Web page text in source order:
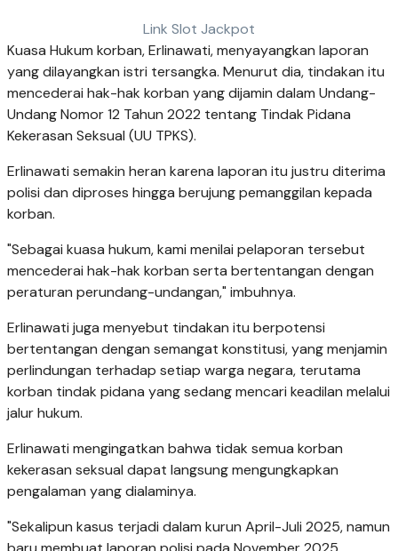
Link Slot Jackpot
Kuasa Hukum korban, Erlinawati, menyayangkan laporan
yang dilayangkan istri tersangka. Menurut dia, tindakan itu
mencederai hak-hak korban yang dijamin dalam Undang-
Undang Nomor 12 Tahun 2022 tentang Tindak Pidana
Kekerasan Seksual (UU TPKS).
Erlinawati semakin heran karena laporan itu justru diterima
polisi dan diproses hingga berujung pemanggilan kepada
korban.
"Sebagai kuasa hukum, kami menilai pelaporan tersebut
mencederai hak-hak korban serta bertentangan dengan
peraturan perundang-undangan," imbuhnya.
Erlinawati juga menyebut tindakan itu berpotensi
bertentangan dengan semangat konstitusi, yang menjamin
perlindungan terhadap setiap warga negara, terutama
korban tindak pidana yang sedang mencari keadilan melalui
jalur hukum.
Erlinawati mengingatkan bahwa tidak semua korban
kekerasan seksual dapat langsung mengungkapkan
pengalaman yang dialaminya.
"Sekalipun kasus terjadi dalam kurun April-Juli 2025, namun